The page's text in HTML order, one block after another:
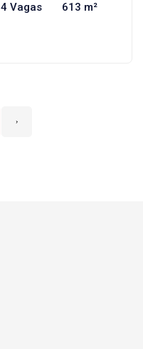
4 Vagas 613 m²
›